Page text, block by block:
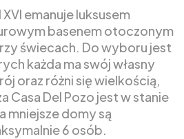
emanuje luksusem
basenem otoczonym
świecach. Do wyboru jest
każda ma swój własny
oraz różni się wielkością,
Casa Del Pozo jest w stanie
mniejsze domy są
6 osób.